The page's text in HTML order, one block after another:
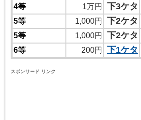
4等 1万円 下3ケタ
5等 1,000円 下2ケタ
5等 1,000円 下2ケタ
6等 200円 下1ケタ
スポンサード リンク